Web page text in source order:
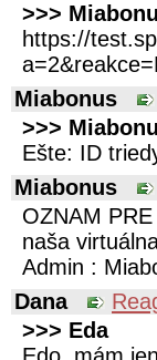
>>>
https://
Miabonus
>>>
Ešte: ID
Miabonus
OZNAM
naša
Admin :
Dana
>>> Eda